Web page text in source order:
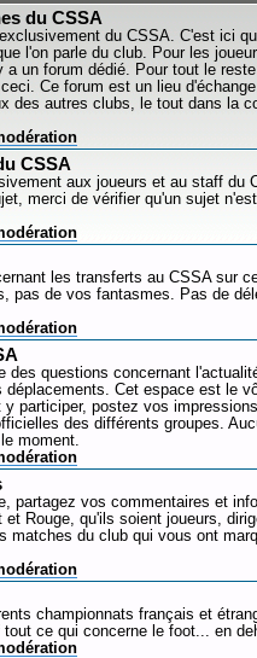
du CSSA
du CSSA. C'est ici
l'on parle du club. Pour les
a un forum dédié. Pour tout le
Ce forum est un lieu
des autres clubs, le tout dans la
CSSA
aux joueurs et au staff du
merci de vérifier qu'un sujet
les transferts au CSSA sur
pas de vos fantasmes. Pas de
des questions concernant
déplacements. Cet espace est le
y participer, postez vos
des différents groupes.
moment.
partagez vos commentaires et
Rouge, qu'ils soient joueurs,
matches du club qui vous ont
championnats français et
ce qui concerne le foot... en